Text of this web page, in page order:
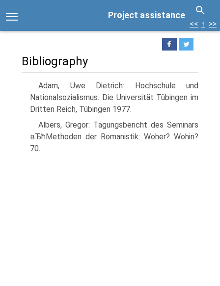
Project assistance
<< ↑ >>
Bibliography
Adam, Uwe Dietrich: Hochschule und
Nationalsozialismus. Die Universität Tübingen im
Dritten Reich, Tübingen 1977.
Albers, Gregor: Tagungsbericht des Seminars
вЂћMethoden der Romanistik: Woher? Wohin?
70.